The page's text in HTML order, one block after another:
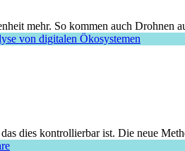
mehr. So kommen auch Drohnen
dies kontrollierbar ist. Die neue